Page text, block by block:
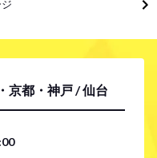
京都・神戸 / 仙台